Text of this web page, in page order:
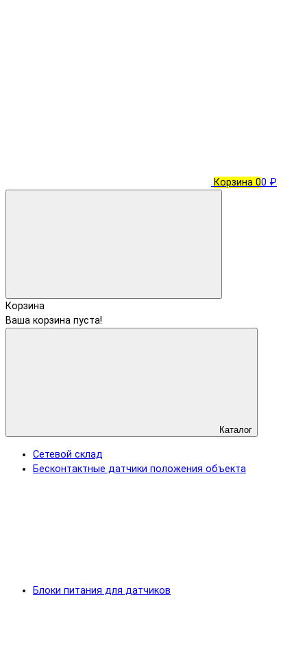
Корзина 00 ₽
Корзина
Ваша корзина пуста!
Каталог
Сетевой склад
Бесконтактные датчики положения объекта
Блоки питания для датчиков